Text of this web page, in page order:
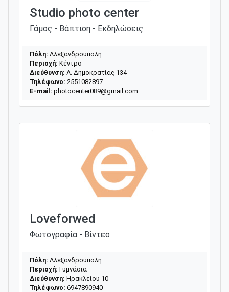
Studio photo center
Γάμος - Βάπτιση - Εκδηλώσεις
Πόλη: Αλεξανδρούπολη
Περιοχή: Κέντρο
Διεύθυνση: Λ. Δημοκρατίας 134
Τηλέφωνο: 2551082897
E-mail: photocenter089@gmail.com
Loveforwed
Φωτογραφία - Βίντεο
Πόλη: Αλεξανδρούπολη
Περιοχή: Γυμνάσια
Διεύθυνση: Ηρακλείου 10
Τηλέφωνο: 6947890940